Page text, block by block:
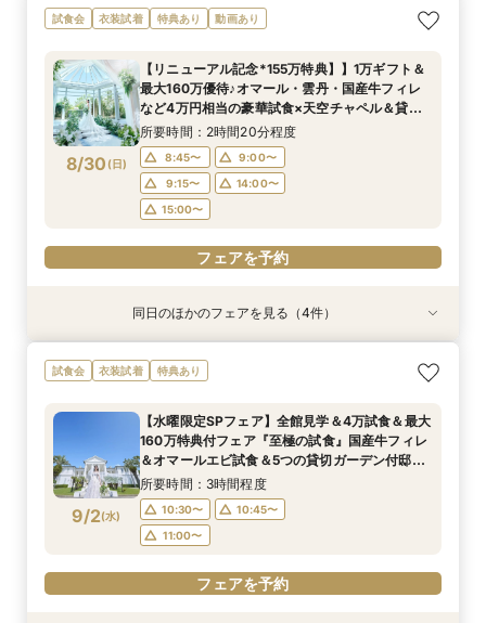
8/29(土)
【パパママも安心♪】キッズ婚紹介フェア★キッ
ズスペース付
9:00〜
13:30〜
15:00〜
フェアを予約
8/29(土)
【初めての見学におすすめ◎】1万ギフト付き◆
白亜のチャペルなど全館見学×4万円相当の絶品
フェア
所要時間：2時間20分程度
8:45〜
9:00〜
9:15〜
14:00〜
15:00〜
フェアを予約
8/29(土)
【料理やおもてなしを重視したい方へ】美食でお
もてなし！豪華国産牛試食×貸切邸宅での演出体
所要時間：2時間20分程度
9:00〜
9:15〜
14:00〜
15:00〜
フェアを予約
8/29(土)
【憧れのドレス姿も】SNSで話題の水上大聖堂体
験＆4万相当の試食+最大155万円の豪華特典付
8:45〜
9:00〜
9:15〜
14:00〜
15:00〜
フェアを予約
試食会 衣装試着 特典あり 動画あり
8/30 (日)
【リニューアル記念*155万特典】】1万ギフト＆
最大160万優待♪オマール・雲丹・国産牛フィレ
など4万円相当の豪華試食×天空チャペル＆貸切
邸宅を体験＊マイナビ限定BIGフェア
所要時間：2時間20分程度
8:45〜
9:00〜
9:15〜
14:00〜
15:00〜
フェアを予約
衣装試着 特典あり 動画あり
8/30( )
週末は満席になりやすいためお早めに【1万ギフ
ト＆最大155万優待】4万円相当の贅沢フレンチ
体験BIGフェア
所要時間：2時間20分程度
8:45〜
9:00〜
9:15〜
14:00〜
15:00〜
衣装試着 特典あり
8/30( )
【初めての見学におすすめ◎】1万ギフト付き◆
白亜のチャペルなど全館見学×4万円相当の絶品
フェア
所要時間：2時間20分程度
8:45〜
9:00〜
9:15〜
14:00〜
15:00〜
衣装試着 特典あり
8/30( )
【料理やおもてなしを重視したい方へ】美食でお
もてなし！豪華国産牛試食×貸切邸宅での演出体
所要時間：2時間20分程度
9:00〜
9:15〜
14:00〜
15:00〜
フェアを予約
衣装試着 特典あり
8/30( )
【憧れのドレス姿も】SNSで話題の水上大聖堂体
験＆4万相当の試食+最大155万円の豪華特典付
8:45〜
9:00〜
9:15〜
14:00〜
15:00〜
フェアを予約
同日のほかのフェアを見る（4件）
試食会 衣装試着 特典あり
9/2(水)
【水曜限定SPフェア】全館見学＆4万試食＆最大
160万特典付フェア『至極の試食』国産牛フィレ
＆オマールエビ試食＆5つの貸切ガーデン付邸宅
をゆったり見学できて安心♪
所要時間：3時間程度
10:30〜
10:45〜
11:00〜
フェアを予約